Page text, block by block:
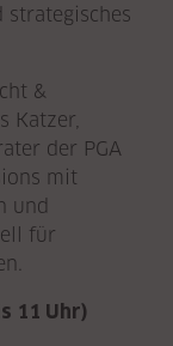
&
Katzer,
der PGA
mit
und
für
11 Uhr)